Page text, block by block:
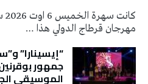
مهرجان قرطاج الدولي هذا …
“إيسينارا”
جمهور
الموسيقى